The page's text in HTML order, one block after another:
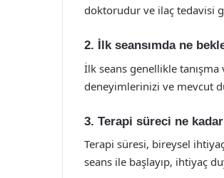
doktorudur ve ilaç tedavisi
2. İlk seansımda ne
İlk seans genellikle tanışma
deneyimlerinizi ve mevcut
3. Terapi süreci ne
Terapi süresi, bireysel
seans ile başlayıp, ihtiyaç